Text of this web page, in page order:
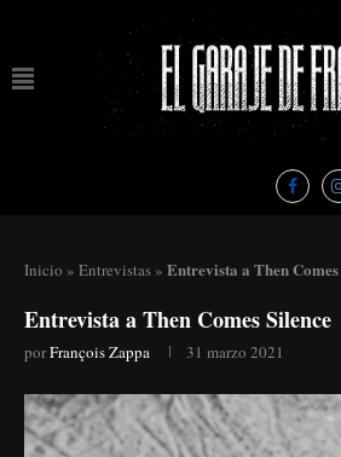
Inicio » Entrevistas » Entrevista a Then
Entrevista a Then Comes Silence
porFrançois Zappa 31 marzo 2021